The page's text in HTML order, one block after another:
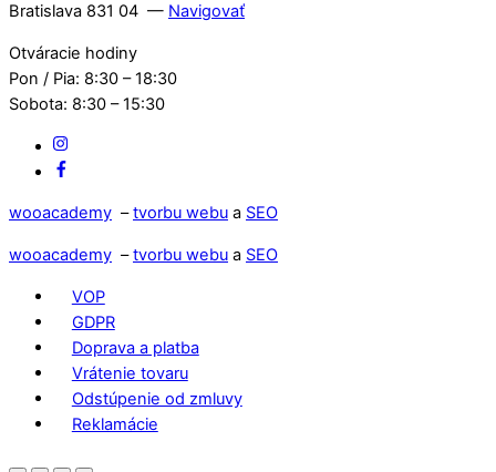
Bratislava 831 04 — Navigovať
Otváracie hodiny
Pon / Pia: 8:30 – 18:30
Sobota: 8:30 – 15:30
wooacademy –tvorbu webu a SEO
wooacademy –tvorbu webu a SEO
VOP
GDPR
Doprava a platba
Vrátenie tovaru
Odstúpenie od zmluvy
Reklamácie